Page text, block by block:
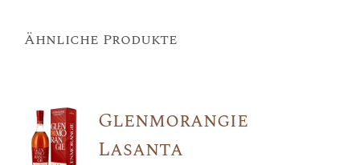
Ähnliche Produkte
Glenmorangie
Lasanta